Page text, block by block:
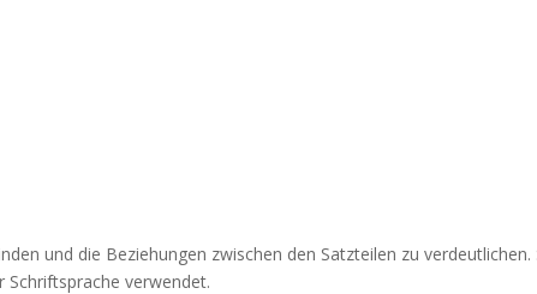
und die Beziehungen zwischen den Satzteilen zu
Schriftsprache verwendet.